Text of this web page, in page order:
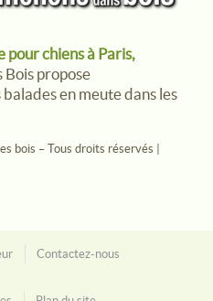
pour chiens à Paris,
Bois propose
en meute dans les
bois – Tous droits réservés |
Contactez-nous